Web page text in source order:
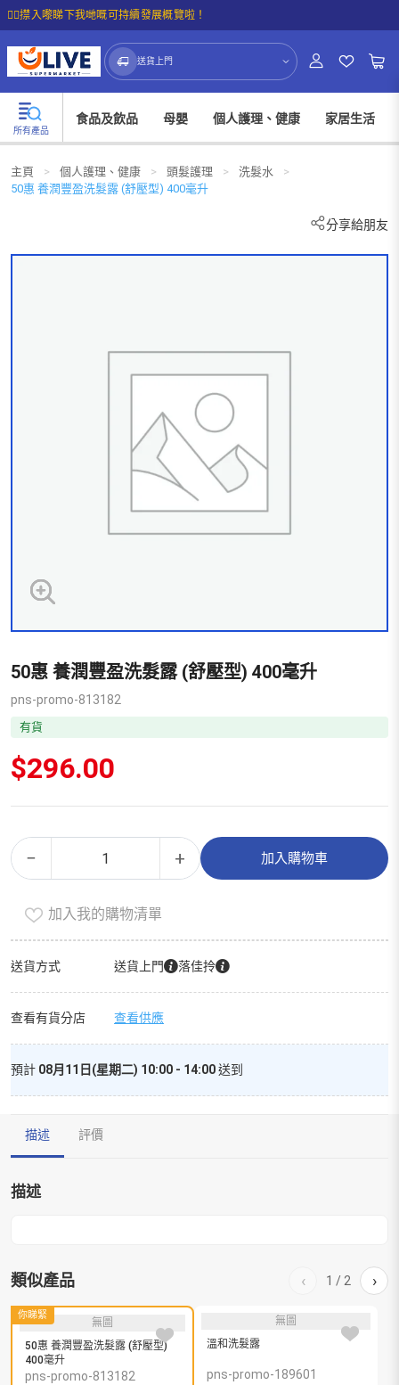
☝🏼㩒入嚟睇下我哋嘅可持續發展概覽啦！
送貨上門
所有產品
食品及飲品 母嬰 個人護理、健康 家居生活
主頁 > 個人護理、健康 > 頭髮護理 > 洗髮水
>
50惠 養潤豐盈洗髮露 (舒壓型) 400毫升
分享給朋友
50惠 養潤豐盈洗髮露 (舒壓型) 400毫升
pns-promo-813182
有貨
$296.00
−
50
惠
豐
盈
露
(舒
壓
型)
升
數
量
+ 加入購物車
Alternative:
加入我的購物清單
送貨方式 送貨上門 落佳拎
查看有貨分店 查看供應
預計 08月11日(星期二) 10:00 - 14:00送到
描述 評價
描述
類似產品 ‹ 1 / 2 ›
你睇緊
無圖
50惠 養潤豐盈洗髮露 (舒壓型)
400毫升
pns-promo-813182
無圖
溫和洗髮露
pns-promo-189601